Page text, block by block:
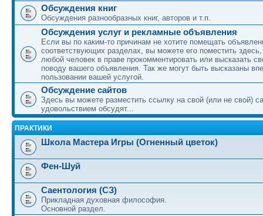
Обсуждения книг
Обсуждения разнообразных книг, авторов и т.п.
Обсуждения услуг и рекламные объявления
Если вы по каким-то причинам не хотите помещать
соответствующих разделах, вы можете его поместить здесь,
любой человек в праве прокомментировать или высказать
поводу вашего объявления. Так же могут быть высказаны
пользовании вашей услугой.
Обсуждение сайтов
Здесь вы можете разместить ссылку на свой (или не свой)
удовольствием обсудят...
ПРАКТИКИ
Школа Мастера Игры (Огненный цветок)
Фен-Шуй
Саентология (СЗ)
Прикладная духовная философия.
Основной раздел.